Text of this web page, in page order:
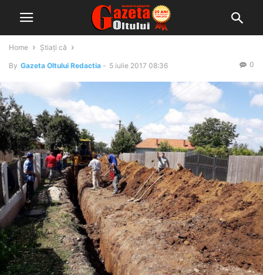
Home Știați că
By Gazeta Oltului Redactia - 5 iulie 2017 08:36 0